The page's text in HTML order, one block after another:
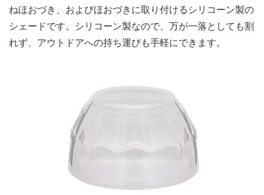
ねほおづき、およびほおづきに取り付けるシリコーン製の
シェードです。シリコーン製なので、万が一落としても割
れず、アウトドアへの持ち運びも手軽にできます。